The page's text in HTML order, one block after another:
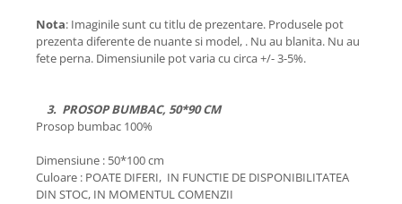
Nota: Imaginile sunt cu titlu de prezentare. Produsele pot
prezenta diferente de nuante si model, . Nu au blanita. Nu au
fete perna. Dimensiunile pot varia cu circa +/- 3-5%.
3. PROSOP BUMBAC, 50*90 CM
Prosop bumbac 100%
Dimensiune : 50*100 cm
Culoare : POATE DIFERI, IN FUNCTIE DE DISPONIBILITATEA
DIN STOC, IN MOMENTUL COMENZII